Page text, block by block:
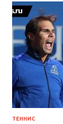
ТЕННИС